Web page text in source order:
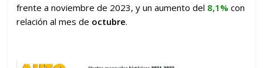
frente a noviembre de 2023, y un aumento del 8,1% con
relación al mes de octubre.